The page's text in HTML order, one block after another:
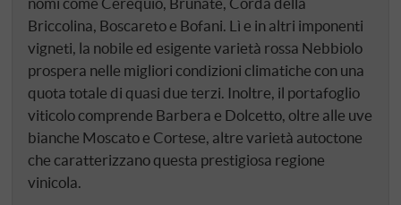
Briccolina, Boscareto e Bofani. Lì e in altri imponenti
vigneti, la nobile ed esigente varietà rossa Nebbiolo
prospera nelle migliori condizioni climatiche con una
quota totale di quasi due terzi. Inoltre, il portafoglio
viticolo comprende Barbera e Dolcetto, oltre alle uve
bianche Moscato e Cortese, altre varietà autoctone
che caratterizzano questa prestigiosa regione
vinicola.